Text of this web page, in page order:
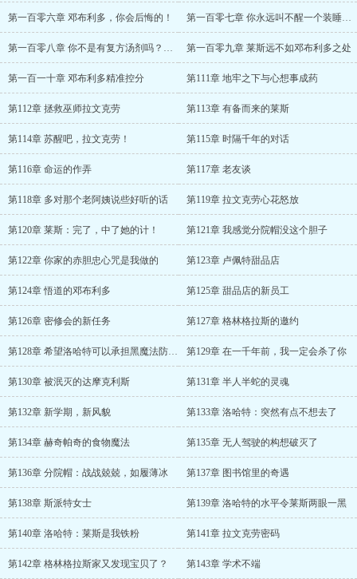
第一百零六章 邓布利多，你会后悔的！ 第一百零七章 你永远叫不醒一个装睡的人
第一百零八章 你不是有复方汤剂吗？（加更！） 第一百零九章 莱斯远不如邓布利多之处
第一百一十章 邓布利多精准控分 第111章 地牢之下与心想事成药
第112章 拯救巫师拉文克劳 第113章 有备而来的莱斯
第114章 苏醒吧，拉文克劳！ 第115章 时隔千年的对话
第116章 命运的作弄 第117章 老友谈
第118章 多对那个老阿姨说些好听的话 第119章 拉文克劳心花怒放
第120章 莱斯：完了，中了她的计！ 第121章 我感觉分院帽没这个胆子
第122章 你家的赤胆忠心咒是我做的 第123章 卢佩特甜品店
第124章 悟道的邓布利多 第125章 甜品店的新员工
第126章 密修会的新任务 第127章 格林格拉斯的邀约
第128章 希望洛哈特可以承担黑魔法防御术教授的重任 第129章 在一千年前，我一定会杀了你
第130章 被泯灭的达摩克利斯 第131章 半人半蛇的灵魂
第132章 新学期，新风貌 第133章 洛哈特：突然有点不想去了
第134章 赫奇帕奇的食物魔法 第135章 无人驾驶的构想破灭了
第136章 分院帽：战战兢兢，如履薄冰 第137章 图书馆里的奇遇
第138章 斯派特女士 第139章 洛哈特的水平令莱斯两眼一黑
第140章 洛哈特：莱斯是我铁粉 第141章 拉文克劳密码
第142章 格林格拉斯家又发现宝贝了？ 第143章 学术不端